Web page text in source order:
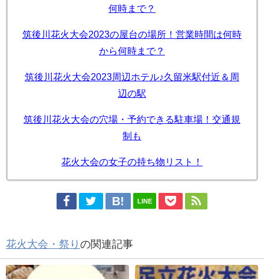
何時まで？
筑後川花火大会2023の屋台の場所！営業時間は何時
から何時まで？
筑後川花火大会2023周辺ホテル♪久留米駅付近＆周
辺の駅
筑後川花火大会の穴場・予約できる駐車場！交通規
制も
花火大会の女子の持ち物リスト！
LINE
花火大会・祭り の関連記事